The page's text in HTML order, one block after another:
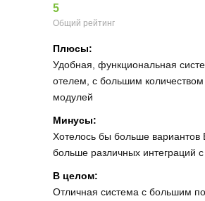
5
Общий рейтинг
Плюсы:
Удобная, функциональная
отелем, с большим
модулей
Минусы:
Хотелось бы больше вариантов
больше различных интеграций
В целом:
Отличная система с большим